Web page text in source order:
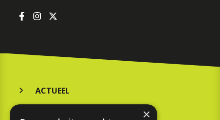
ACTUEEL
×